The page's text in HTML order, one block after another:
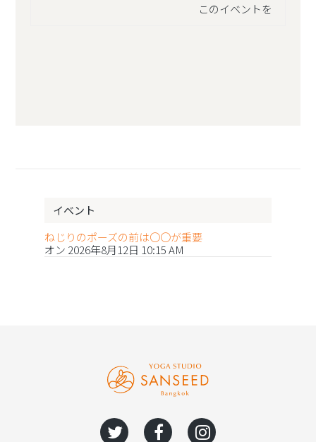
このイベントを
イベント
ねじりのポーズの前は〇〇が重要
オン 2026年8月12日 10:15 AM